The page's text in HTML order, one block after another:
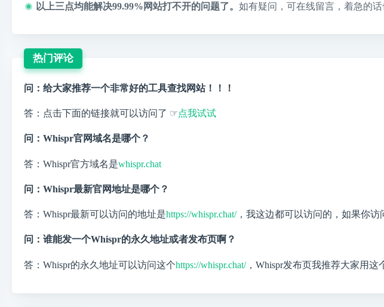
以上三点均能解决99.99%网站打不开的问题了。 如有疑问，可在线留言，着急的话
热门评论
问：给大家推荐一个非常好的工具查找网站！！！
答：点击下面的链接就可以访问了 ☞点我试试
问：Whispr官网域名是哪个？
答：Whispr官方域名是whispr.chat
问：Whispr最新官网地址是哪个？
答：Whispr最新可以访问的地址是https://whispr.chat/，我这边都可以访问的，如果你访
问：谁能发一个Whispr的永久地址或者发布页啊？
答：Whispr的永久地址可以访问这个https://whispr.chat/，Whispr发布页我推荐大家用这